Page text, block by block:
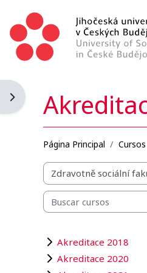
Abrir cajón de bloques
Página Principal Cursos
Categorías
Buscar cursos
Akreditace 2018
Akreditace 2020